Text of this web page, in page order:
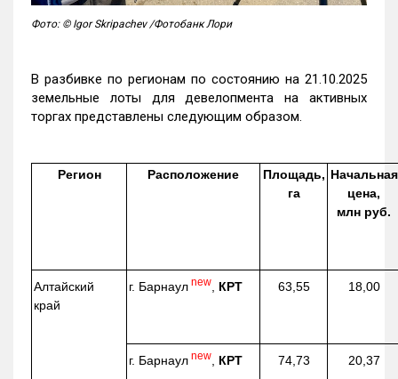
Фото: © Igor Skripachev /Фотобанк Лори
В разбивке по регионам по состоянию на 21.10.2025
земельные лоты для девелопмента на активных
торгах представлены следующим образом.
Регион Расположение
Площадь,
га
Начальная
цена,
млн руб.
Алтайский
край
г. Барнаул new КРТ 63,55 18,00
г. Барнаул new КРТ 74,73 20,37